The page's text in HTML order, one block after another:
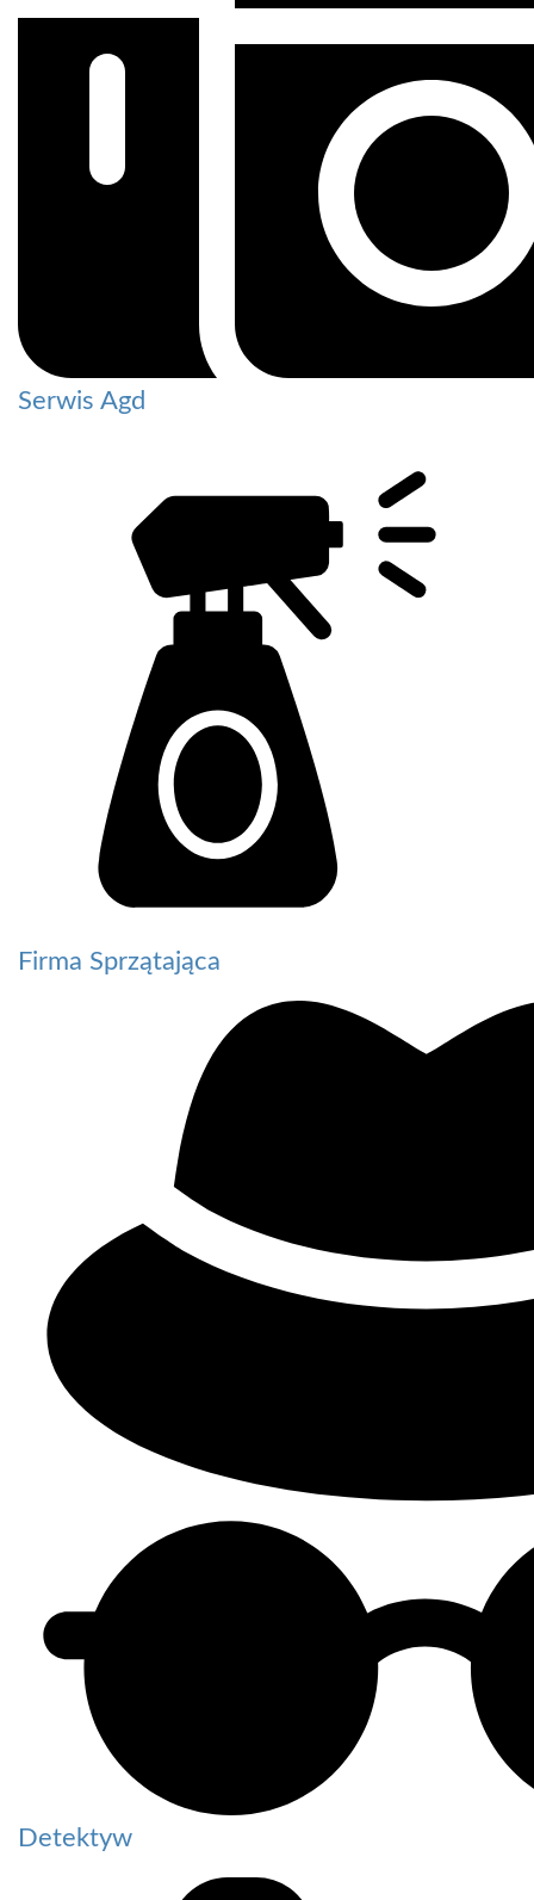
Serwis Agd
Firma Sprzątająca
Detektyw